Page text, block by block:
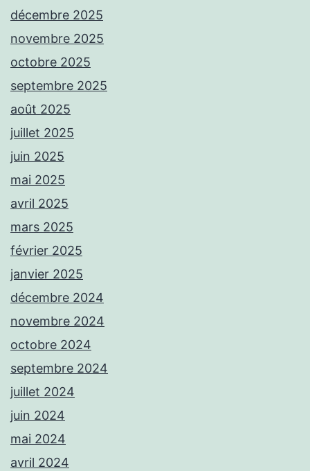
décembre 2025
novembre 2025
octobre 2025
septembre 2025
août 2025
juillet 2025
juin 2025
mai 2025
avril 2025
mars 2025
février 2025
janvier 2025
décembre 2024
novembre 2024
octobre 2024
septembre 2024
juillet 2024
juin 2024
mai 2024
avril 2024